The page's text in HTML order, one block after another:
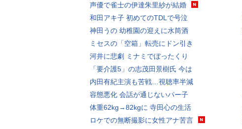
声優で雀士の伊達朱里紗が結婚
和田アキ子 初めてのTDLで号泣
神田うの 幼稚園の迎えに水筒酒
ミセスの「空箱」転売にドン引き
河井に悲劇 ミナミでぼったくり
「要介護5」の志茂田景樹氏 今は
内田有紀主演も苦戦…視聴率半減
容態悪化 会話が通じないパー子
体重62kg→82kgに 寺田心の生活
ロケでの無断撮影に女性アナ苦言